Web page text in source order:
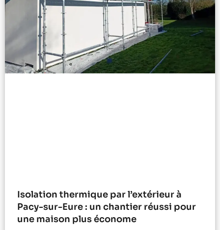
Isolation thermique par l’extérieur à
Pacy-sur-Eure : un chantier réussi pour
une maison plus économe